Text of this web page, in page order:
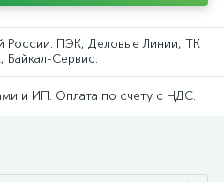
России: ПЭК, Деловые Линии, ТК
Сервис.
и ИП. Оплата по счету с НДС.